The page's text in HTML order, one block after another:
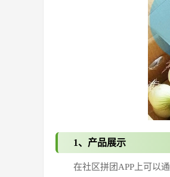
1、产品展示
在社区拼团APP上可以